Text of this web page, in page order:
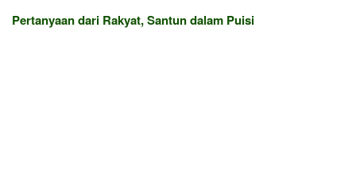
Pertanyaan dari Rakyat, Santun dalam Puisi